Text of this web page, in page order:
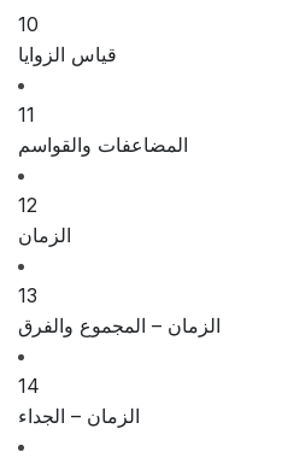
10
قياس الزوايا
11
المضاعفات والقواسم
12
الزمان
13
الزمان – المجموع والفرق
14
الزمان – الجداء